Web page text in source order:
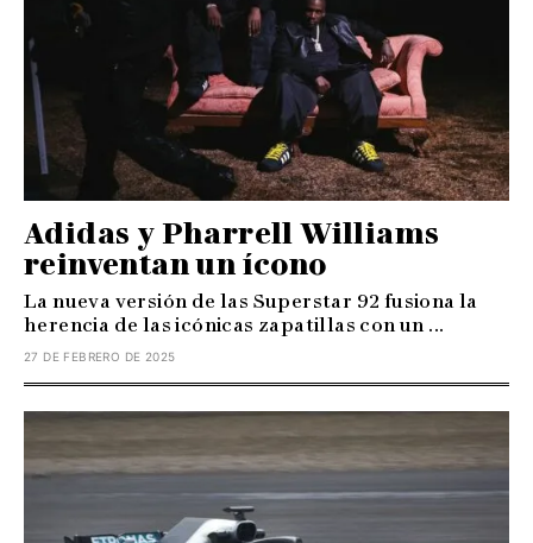
Adidas y Pharrell Williams
reinventan un ícono
La nueva versión de las Superstar 92 fusiona la
herencia de las icónicas zapatillas con un ...
27 DE FEBRERO DE 2025